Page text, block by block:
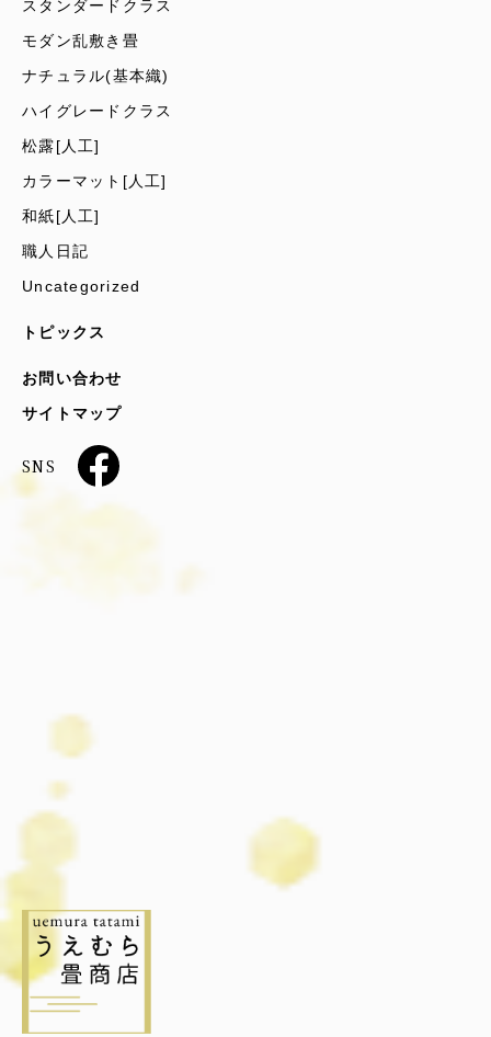
スタンダードクラス
モダン乱敷き畳
ナチュラル(基本織)
ハイグレードクラス
松露[人工]
カラーマット[人工]
和紙[人工]
職人日記
Uncategorized
トピックス
お問い合わせ
サイトマップ
SNS